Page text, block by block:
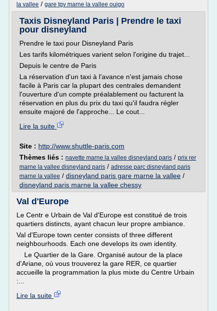
la vallee / gare tgv marne la vallee ouigo
Taxis Disneyland Paris | Prendre le taxi
pour disneyland
Prendre le taxi pour Disneyland Paris
Les tarifs kilométriques varient selon l'origine du trajet...
Depuis le centre de Paris
La réservation d'un taxi à l'avance n'est jamais chose
facile à Paris car la plupart des centrales demandent
l'ouverture d'un compte préalablement ou facturent la
réservation en plus du prix du taxi qu'il faudra régler
ensuite majoré de l'approche... Le cout...
Lire la suite
Site : http://www.shuttle-paris.com
Thèmes liés : navette marne la vallee disneyland paris / prix rer
marne la vallee disneyland paris / adresse parc disneyland paris
marne la vallee / disneyland paris gare marne la vallee /
disneyland paris marne la vallee chessy
Val d'Europe
Le Centr e Urbain de Val d'Europe est constitué de trois
quartiers distincts, ayant chacun leur propre ambiance.
Val d'Europe town center consists of three different
neighbourhoods. Each one develops its own identity.
Le Quartier de la Gare. Organisé autour de la place
d'Ariane, où vous trouverez la gare RER, ce quartier
accueille la programmation la plus mixte du Centre Urbain
:...
Lire la suite